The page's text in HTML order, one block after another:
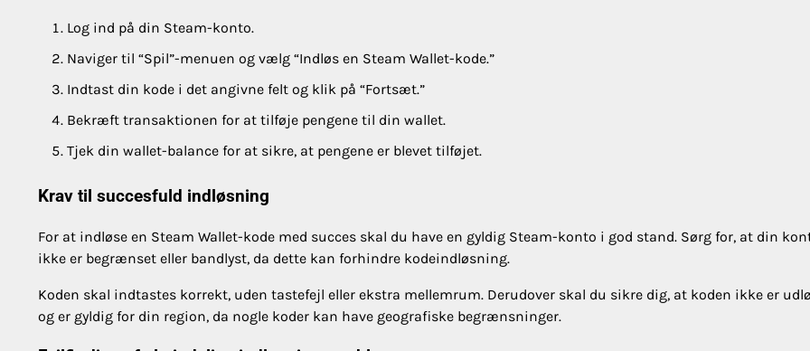
Log ind på din Steam-konto.
Naviger til “Spil”-menuen og vælg “Indløs en Steam Wallet-kode.”
Indtast din kode i det angivne felt og klik på “Fortsæt.”
Bekræft transaktionen for at tilføje pengene til din wallet.
Tjek din wallet-balance for at sikre, at pengene er blevet tilføjet.
Krav til succesfuld indløsning
For at indløse en Steam Wallet-kode med succes skal du have en gyldig Steam-konto i god stand. Sørg for, at din
ikke er begrænset eller bandlyst, da dette kan forhindre kodeindløsning.
Koden skal indtastes korrekt, uden tastefejl eller ekstra mellemrum. Derudover skal du sikre dig, at koden ikke er
og er gyldig for din region, da nogle koder kan have geografiske begrænsninger.